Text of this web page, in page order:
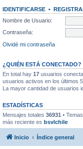
IDENTIFICARSE •
Nombre de Usuario:
Contraseña:
Olvidé mi contraseña
¿QUIÉN ESTÁ CONECTADO?
En total hay 17 usuarios
usuarios activos en los últimos
La mayor cantidad de usuarios
ESTADÍSTICAS
Mensajes totales 36931 •
más reciente es bsvlchile
Inicio Índice general